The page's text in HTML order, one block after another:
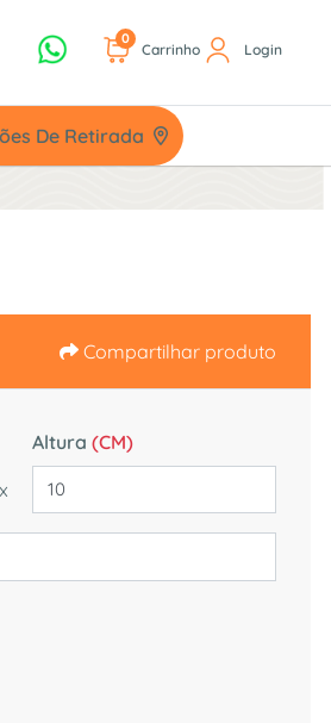
Carrinho
0
Login
De Retirada
De Retirada
Compartilhar produto
Altura (CM)
x